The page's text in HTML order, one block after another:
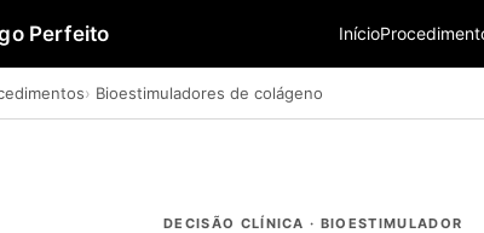
Perfeito Início
Bioestimuladores de colágeno
DECISÃO CLÍNICA · BIOESTIMULADOR